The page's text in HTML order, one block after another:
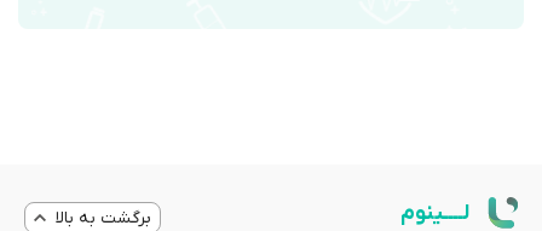
لــــینوم برگشت به بالا